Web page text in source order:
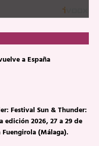
a España
Festival Sun & Thunder:
edición 2026, 27 a 29 de
(Málaga).